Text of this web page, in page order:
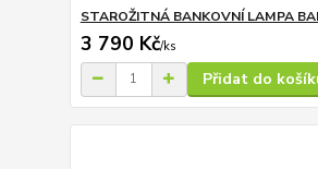
STAROŽITNÁ BANKOVNÍ LAMPA
3 790 Kč/ks
Přidat do